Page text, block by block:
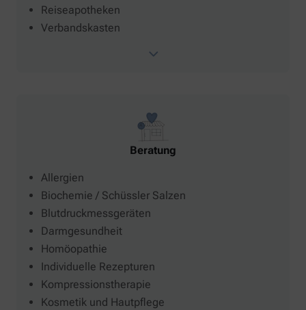
Reiseapotheken
Verbandskasten
Beratung
Allergien
Biochemie / Schüssler Salzen
Blutdruckmessgeräten
Darmgesundheit
Homöopathie
Individuelle Rezepturen
Kompressionstherapie
Kosmetik und Hautpflege